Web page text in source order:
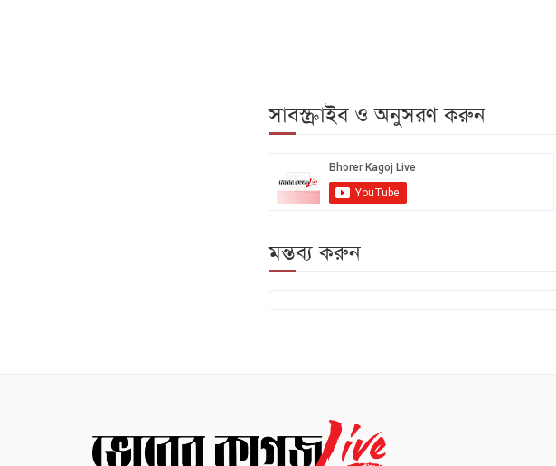
সাবস্ক্রাইব ও অনুসরণ করুন
মন্তব্য করুন